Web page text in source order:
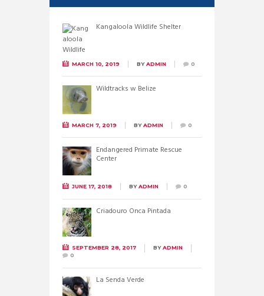
Kangaloola Wildlife Shelter
MARCH 10, 2019 BYADMIN 0
Wildtracks w Belize
MARCH 7, 2019 BYADMIN 0
Endangered Primate Rescue
Center
JUNE 17, 2018 BYADMIN 0
Criadouro Onca Pintada
SEPTEMBER 28, 2017 BYADMIN
0
La Senda Verde